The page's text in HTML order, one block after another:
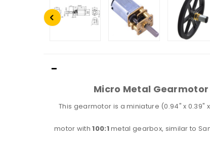
This gearmotor is a miniature (0.94" x 0.39"
motor with100:1metal gearbox, similar to